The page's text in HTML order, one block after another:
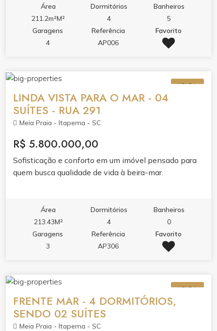
Sensores de presença nas luzes das áreas comuns ●
Gerador de energia para situações de emergência ●
Infraestrutura para medidores de água, luz e gás
individuais ● Vaga privativa com infraestrutura para
vagas garagem, sendo 01 com infraestrutura para
integrados ● Sacada com churrasqueira c/ exaustor
elétrico ● Acabamento em gesso ● Piso vinílico nas
áreas íntimas ● Piso porcelanato nas áreas comuns ●
Portas e rodapés laqueados em branco ● Tubulação
para ar condicionado tipo ?split? ● Infraestrutura para
aquecimento a gás ● Antena coletiva ● Medidores de
água, luz e gás individuais ● Infraestrutura para
Área
211.2m²M²
Dormitórios
4
Banheiros
5
Garagens
4
Referência
AP006
Favorito
VENDA
LINDA VISTA PARA O MAR - 04
SUÍTES - RUA 291
Meia Praia - Itapema - SC
R$ 5.800.000,00
Sofisticação e conforto em um imóvel pensado para
quem busca qualidade de vida à beira-mar.
Área
213.43M²
Dormitórios
4
Banheiros
0
Garagens
3
Referência
AP306
Favorito
VENDA
FRENTE MAR - 4 DORMITÓRIOS,
SENDO 02 SUÍTES
Meia Praia - Itapema - SC